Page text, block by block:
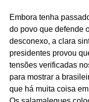
Embora tenha
do povo que defende
desconexo, a clara
presidentes provou
tensões verificadas
para mostrar a
que há muita coisa